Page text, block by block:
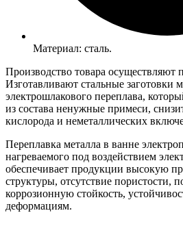
Материал: сталь.
Производство товара
Изготавливают стальные заготовки
электрошлакового переплава,
из состава ненужные примеси,
кислорода и неметаллических
Переплавка металла в ванне
нагреваемого под воздействием
обеспечивает продукции высокую
структуры, отсутствие пористости,
коррозионную стойкость,
деформациям.